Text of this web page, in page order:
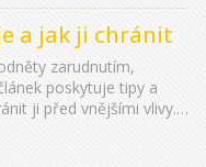
a jak ji chránit
zarudnutím,
poskytuje tipy a
ji před vnějšími vlivy.
do tajů